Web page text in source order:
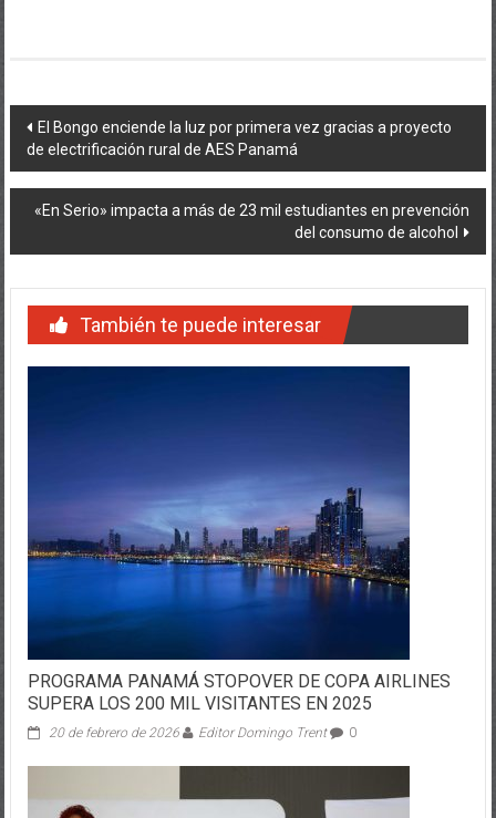
Navegación
de
entradas
El Bongo enciende la luz por primera vez gracias a proyecto
de electrificación rural de AES Panamá
«En Serio» impacta a más de 23 mil estudiantes en prevención
del consumo de alcohol
También te puede interesar
PROGRAMA PANAMÁ STOPOVER DE COPA AIRLINES
SUPERA LOS 200 MIL VISITANTES EN 2025
20 de febrero de 2026 Editor Domingo Trent 0